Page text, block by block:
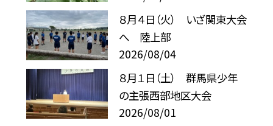
８月４日（火） いざ関東大会
へ 陸上部
2026/08/04
８月１日（土） 群馬県少年
の主張西部地区大会
2026/08/01